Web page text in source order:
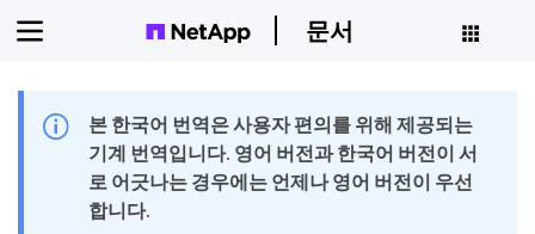
문서
본 한국어 번역은 사용자 편의를 위해 제공되는
기계 번역입니다. 영어 버전과 한국어 버전이 서
로 어긋나는 경우에는 언제나 영어 버전이 우선
합니다.